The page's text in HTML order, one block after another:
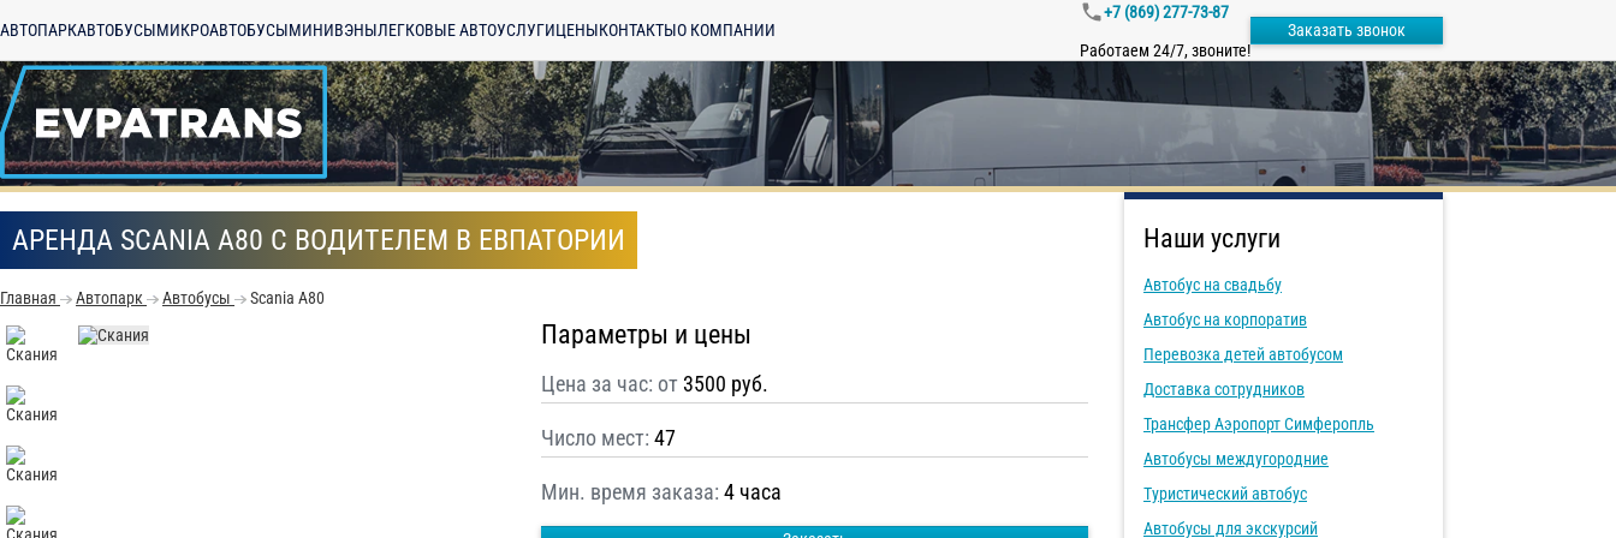
АВТОПАРКАВТОБУСЫМИКРОАВТОБУСЫМИНИВЭНЫЛЕГКОВЫЕ АВТОУСЛУГИЦЕНЫКОНТАКТЫО КОМПАНИИ
+7 (869) 277-73-87
Работаем 24/7, звоните!
Заказать звонок
АРЕНДА SCANIA A80 С ВОДИТЕЛЕМ В ЕВПАТОРИИ
Главная Автопарк Автобусы Scania A80
Параметры и цены
Цена за час: от 3500 руб.
Число мест: 47
Мин. время заказа: 4 часа
Наши услуги
Автобус на свадьбу
Автобус на корпоратив
Перевозка детей автобусом
Доставка сотрудников
Трансфер Аэропорт Симферопль
Автобусы междугородние
Туристический автобус
Автобусы для экскурсий
Политикой конфиденциальностиознакомлен(а), даю